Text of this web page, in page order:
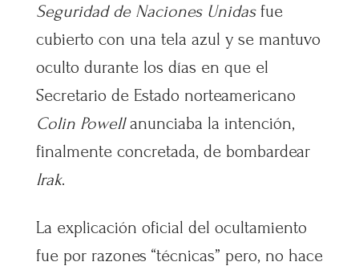
Seguridad de Naciones Unidasfue
cubierto con una tela azul y se mantuvo
oculto durante los días en que el
Secretario de Estado norteamericano
Colin Powellanunciaba la intención,
finalmente concretada, de bombardear
Irak.
La explicación oficial del ocultamiento
fue por razones “técnicas” pero, no hace